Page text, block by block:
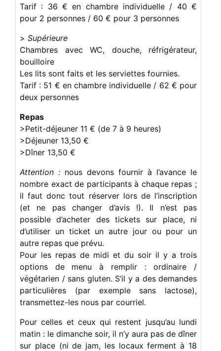
Tarif : 36 € en chambre individuelle / 40 €
pour 2 personnes / 60 € pour 3 personnes
> Supérieure
Chambres avec WC, douche, réfrigérateur,
bouilloire
Les lits sont faits et les serviettes fournies.
Tarif : 51 € en chambre individuelle / 62 € pour
deux personnes
Repas
>Petit-déjeuner 11 € (de 7 à 9 heures)
>Déjeuner 13,50 €
>Dîner 13,50 €
Attention : nous devons fournir à l’avance le
nombre exact de participants à chaque repas ;
il faut donc tout réserver lors de l’inscription
(et ne pas changer d’avis !). Il n’est pas
possible d’acheter des tickets sur place, ni
d’utiliser un ticket un autre jour ou pour un
autre repas que prévu.
Pour les repas de midi et du soir il y a trois
options de menu à remplir : ordinaire /
végétarien / sans gluten. S’il y a des demandes
particulières (par exemple sans lactose),
transmettez-les nous par courriel.
Pour celles et ceux qui restent jusqu’au lundi
matin : le dimanche soir, il n’y aura pas de dîner
sur place (ni de jam, les locaux ferment à 18